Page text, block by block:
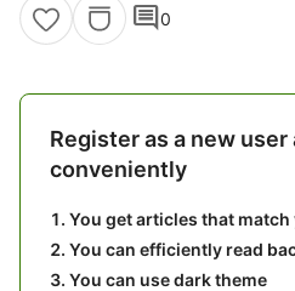
comment0
Register as a new
conveniently
You get articles that match
You can efficiently read
You can use dark theme